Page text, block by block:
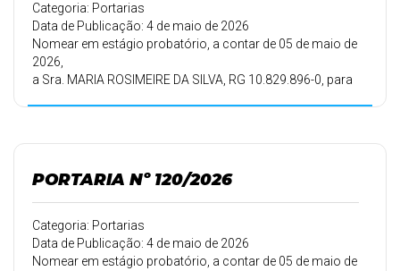
Categoria: Portarias
Data de Publicação: 4 de maio de 2026
Nomear em estágio probatório, a contar de 05 de maio de
2026,
a Sra. MARIA ROSIMEIRE DA SILVA, RG 10.829.896-0, para
PORTARIA Nº 120/2026
Categoria: Portarias
Data de Publicação: 4 de maio de 2026
Nomear em estágio probatório, a contar de 05 de maio de